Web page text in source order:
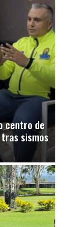
centro de
sismos